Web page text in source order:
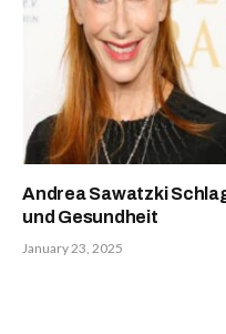
Andrea Sawatzki
und Gesundheit
January 23, 2025